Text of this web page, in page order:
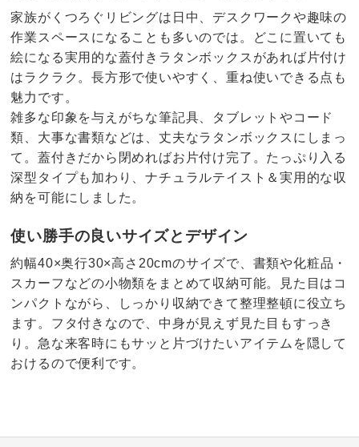
家族がくつろぐリビングは日中、デスクワークや趣味の
作業スペースになることも多いのでは。どこに置いても
絵になる実用的な蓋付きラタンボックスがあれば片付け
はラクラク。長方形で使いやすく、重ね使いできる点も
魅力です。
雑多な印象を与えがちな筆記具、タブレットやコード
類、大事な書類などは、丈夫なラタンボックスにしまっ
て。蓋付きだから閉めればお片付け完了。たっぷり入る
深型タイプも加わり、ナチュラルテイスト＆実用的な収
納を可能にしました。
使い勝手の良いサイズとデザイン
約幅40×奥行30×高さ20cmのサイズで、書類や化粧品・
スカーフなどの小物類をまとめて収納可能。見た目はコ
ンパクトながら、しっかり収納できて整理整頓に役立ち
ます。フタ付きなので、中身が見えず見た目もすっき
り。急な来客時にもサッと片づけたいアイテムを隠して
おけるので便利です。